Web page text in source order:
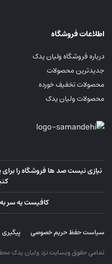
اطلاعات فروشگاه
درباره فروشگاه ولیان یدک
جدیدترین محصولات
محصولات تخفیف خورده
محصولات ولیان یدک
نیازی نیست صد ها فروشگاه را برای
کافیست یه سر
سیاست حفظ حریم خصوصی
تمامی حقوق وبسایت نزد ولیان یدک